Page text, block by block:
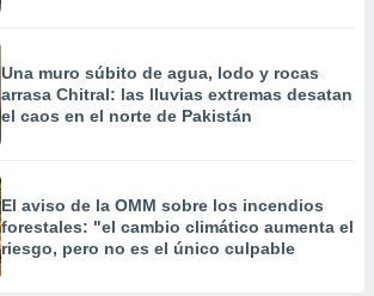
Una muro súbito de agua, lodo y rocas
arrasa Chitral: las lluvias extremas desatan
el caos en el norte de Pakistán
El aviso de la OMM sobre los incendios
forestales: "el cambio climático aumenta el
riesgo, pero no es el único culpable